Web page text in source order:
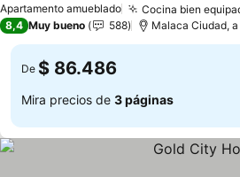
Apartamento amueblado Cocina bien
8,4 Muy bueno 588 Malaca Ciudad,
De $ 86.486
Mira precios de 3 páginas